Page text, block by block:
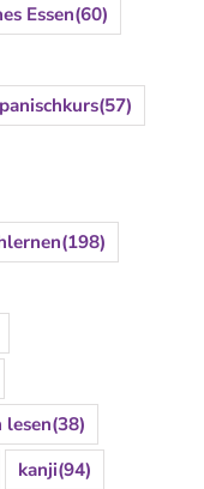
Essen(60)
(57)
(198)
lesen(38)
kanji(94)